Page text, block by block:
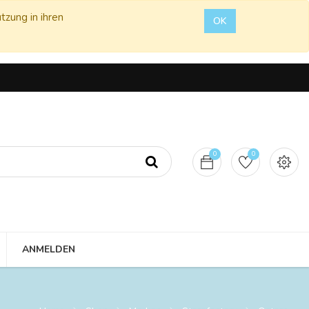
in ihren
OK
0 0
ANMELDEN